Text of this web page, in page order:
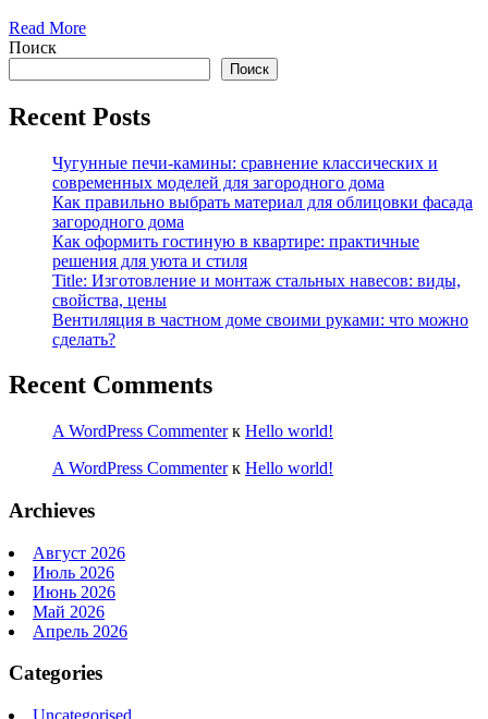
Read More
Поиск
Поиск
Recent Posts
Чугунные печи-камины: сравнение классических и
современных моделей для загородного дома
Как правильно выбрать материал для облицовки фасада
загородного дома
Как оформить гостиную в квартире: практичные
решения для уюта и стиля
Title: Изготовление и монтаж стальных навесов: виды,
свойства, цены
Вентиляция в частном доме своими руками: что можно
сделать?
Recent Comments
A WordPress Commenterк Hello world!
A WordPress Commenterк Hello world!
Archieves
Август 2026
Июль 2026
Июнь 2026
Май 2026
Апрель 2026
Categories